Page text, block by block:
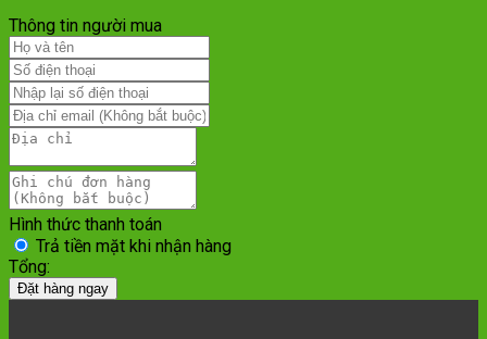
Thông tin người mua
Hình thức thanh toán
Trả tiền mặt khi nhận hàng
Tổng:
Đặt hàng ngay